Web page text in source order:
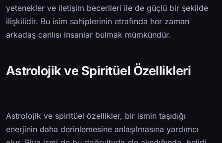
yetenekler ve iletişim becerileri ile de güçlü bir şekilde
ilişkilidir. Bu isim sahiplerinin etrafında her zaman
arkadaş canlısı insanlar bulmak mümkündür.
Astrolojik ve Spiritüel Özellikleri
Astrolojik ve spiritüel özellikler, bir ismin taşıdığı
enerjinin daha derinlemesine anlaşılmasına yardımcı